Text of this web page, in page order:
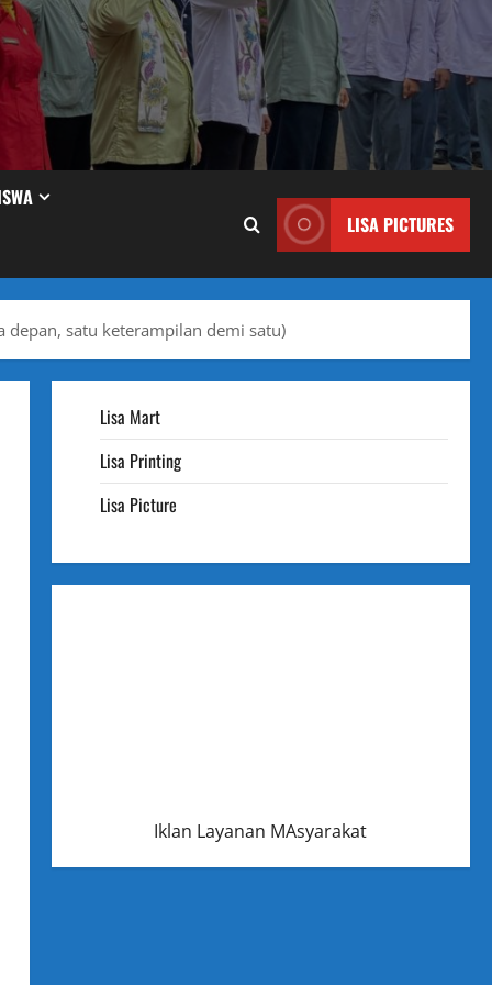
LISA PICTURES
depan, satu keterampilan demi satu)
Lisa Mart
Lisa Printing
Lisa Picture
Iklan Layanan MAsyarakat